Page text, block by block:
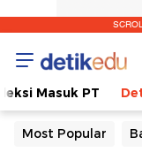
Masuk PT
Most Popular